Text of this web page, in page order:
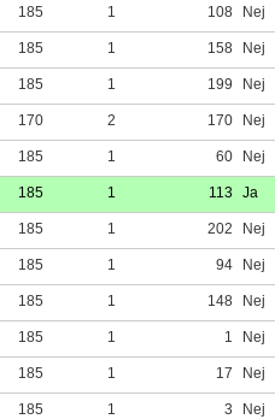
185 1 108
Nej
185 1 158
Nej
185 1 199
Nej
170 2 170
Nej
185 1 60
Nej
185 1 113 Ja
185 1 202
Nej
185 1 94
Nej
185 1 148
Nej
185 1 1
Nej
185 1 17
Nej
185 1 3
Nej